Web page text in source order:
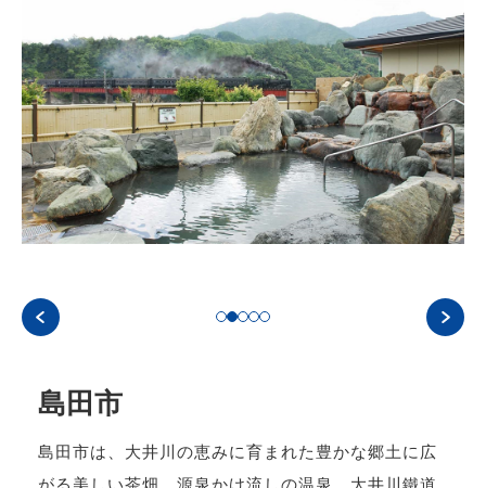
島田市
島田市は、大井川の恵みに育まれた豊かな郷土に広